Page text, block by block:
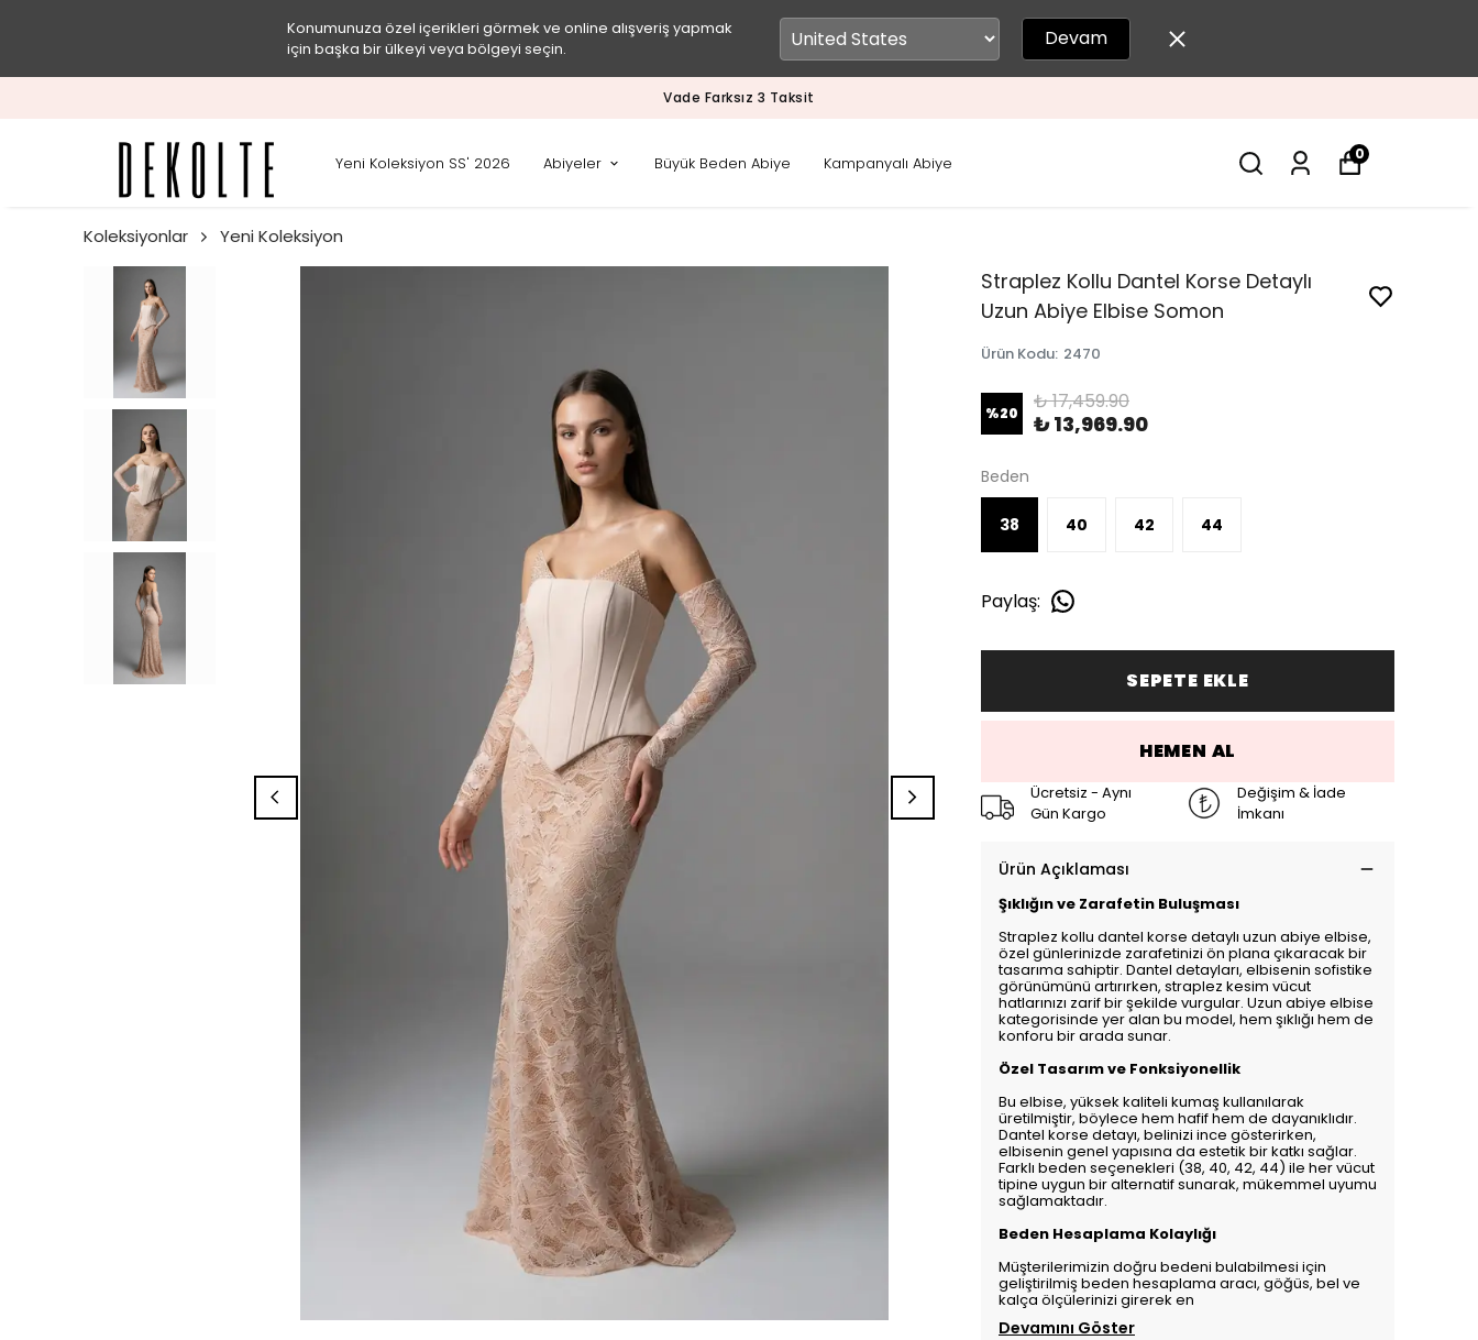
Konumunuza özel içerikleri görmek ve online alışveriş yapmak
için başka bir ülkeyi veya bölgeyi seçin.
Devam
Vade Farksız 3 Taksit
Yeni Koleksiyon SS' 2026 Abiyeler Büyük Beden Abiye Kampanyalı Abiye 0
Koleksiyonlar Yeni Koleksiyon
Straplez Kollu Dantel Korse Detaylı
Uzun Abiye Elbise Somon
Ürün Kodu: 2470
%20 ₺ 17,459.90
₺ 13,969.90
Beden
38 40 42 44
Paylaş:
SEPETE EKLE
HEMEN AL
Ücretsiz - Aynı
Gün Kargo
Değişim & İade
İmkanı
Ürün Açıklaması
Şıklığın ve Zarafetin Buluşması
Straplez kollu dantel korse detaylı uzun abiye elbise,
özel günlerinizde zarafetinizi ön plana çıkaracak bir
tasarıma sahiptir. Dantel detayları, elbisenin sofistike
görünümünü artırırken, straplez kesim vücut
hatlarınızı zarif bir şekilde vurgular. Uzun abiye elbise
kategorisinde yer alan bu model, hem şıklığı hem de
konforu bir arada sunar.
Özel Tasarım ve Fonksiyonellik
Bu elbise, yüksek kaliteli kumaş kullanılarak
üretilmiştir, böylece hem hafif hem de dayanıklıdır.
Dantel korse detayı, belinizi ince gösterirken,
elbisenin genel yapısına da estetik bir katkı sağlar.
Farklı beden seçenekleri (38, 40, 42, 44) ile her vücut
tipine uygun bir alternatif sunarak, mükemmel uyumu
sağlamaktadır.
Beden Hesaplama Kolaylığı
Müşterilerimizin doğru bedeni bulabilmesi için
geliştirilmiş beden hesaplama aracı, göğüs, bel ve
kalça ölçülerinizi girerek en
Devamını Göster